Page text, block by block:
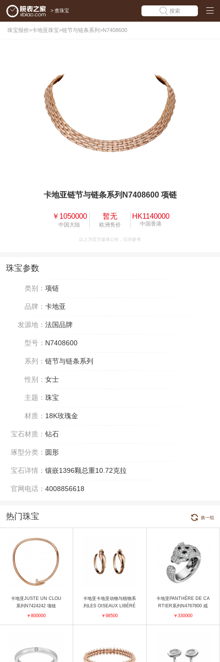
> 查珠宝 搜索
珠宝报价>卡地亚珠宝>链节与链条系列 >N7408600
卡地亚链节与链条系列N7408600 项链
￥1050000
中国大陆
暂无
欧洲售价
HK1140000
中国香港
以上为官方媒体公价，仅供参考
珠宝参数
类别： 项链
品牌： 卡地亚
发源地： 法国品牌
型号： N7408600
系列： 链节与链条系列
性别： 女士
主题： 珠宝
材质： 18K玫瑰金
宝石材质： 钻石
琢型分类： 圆形
宝石详情： 镶嵌1396颗总重10.72克拉
官网电话： 4008856618
热门珠宝 换一组
卡地亚JUSTE UN CLOU
系列N7424242 项链
￥800000
卡地亚卡地亚动物与植物系
列LES OISEAUX LIBÉRÉ
S N8503800 耳饰
￥98500
卡地亚PANTHÈRE DE CA
RTIER系列N4767800 戒
指
￥330000